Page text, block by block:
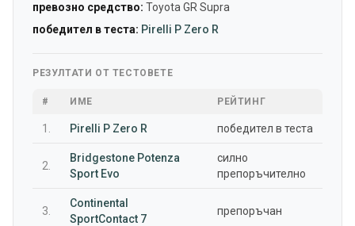
превозно средство: Toyota GR Supra
победител в теста: Pirelli P Zero R
РЕЗУЛТАТИ ОТ ТЕСТОВЕТЕ
# ИМЕ РЕЙТИНГ
1. Pirelli P Zero R победител в теста
2.
Bridgestone Potenza
Sport Evo
силно
препоръчително
3.
Continental
SportContact 7
препоръчан